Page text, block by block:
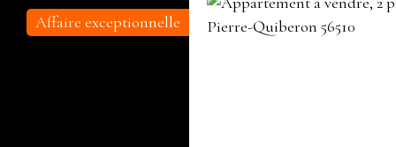
Affaire exceptionnelle